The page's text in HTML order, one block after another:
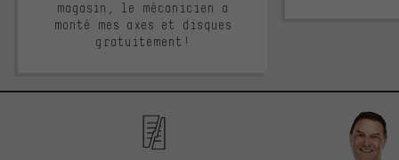
magasin, le mécanicien a
monté mes axes et disques
gratuitement!